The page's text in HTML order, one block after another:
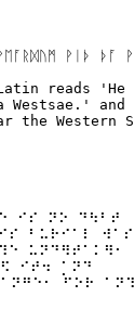
ᚹᛁᚦ ᚦᚪ
reads 'He
Westsae.' and
the Western
⠊⠎ ⠝⠕ ⠙⠳⠃⠞
⠃⠥⠗⠊⠁⠇ ⠺⠁⠎
⠥⠝⠙⠻⠞⠁⠅⠻⠂
⠊⠞⠲ ⡁⠝⠙
⠋⠕⠗